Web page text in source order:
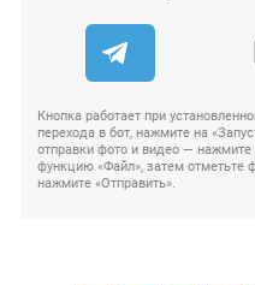
Кнопка работает при
перехода в бот, нажмите на
отправки фото и видео — нажмите
функцию «Файл», затем отметьте
нажмите «Отправить».